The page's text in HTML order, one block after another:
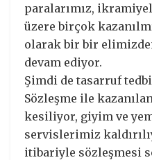
paralarımız,
üzere birçok
olarak bir bir
devam ediyor.
Şimdi de tasarruf
Sözleşme ile
kesiliyor, giyim ve
servislerimiz
itibariyle sözleşmesi